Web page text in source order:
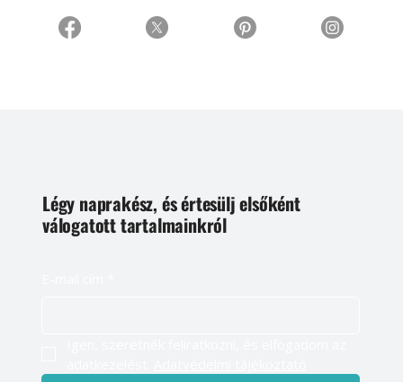
Légy naprakész, és értesülj elsőként
válogatott tartalmainkról